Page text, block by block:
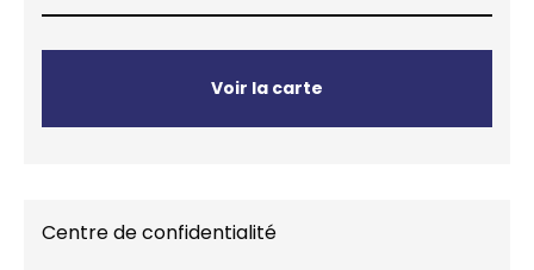
Voir la carte
Centre de confidentialité